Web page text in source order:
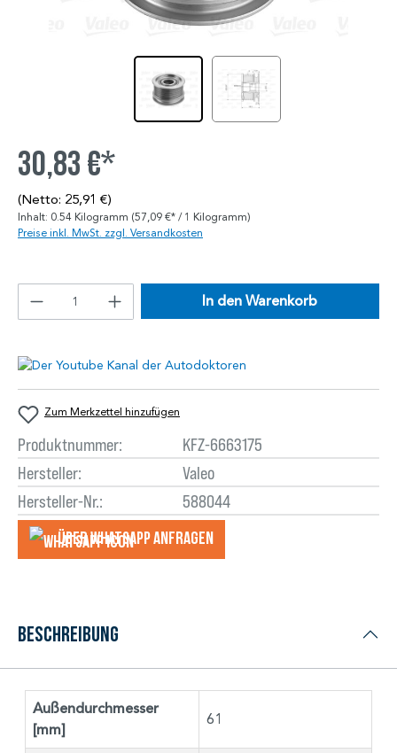
30,83 €*
(Netto: 25,91 €)
Inhalt: 0.54 Kilogramm (57,09 €* / 1 Kilogramm)
Preise inkl. MwSt. zzgl. Versandkosten
In den Warenkorb
Zum Merkzettel hinzufügen
Produktnummer:
KFZ-6663175
Hersteller:
Valeo
Hersteller-Nr.:
588044
Über WhatsApp anfragеn
Beschreibung
Außendurchmesser
[mm]
61